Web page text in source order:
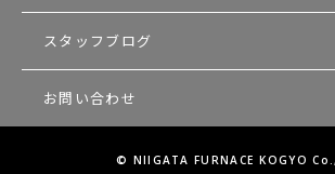
スタッフブログ
お問い合わせ
© NIIGATA FURNACE KOGYO